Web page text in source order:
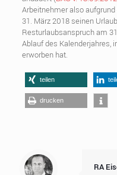
Arbeitnehmer also
31. März 2018 seinen
Resturlaubsanspruch am
Ablauf des Kalenderjahres,
erworben hat.
teilen
drucken
RA